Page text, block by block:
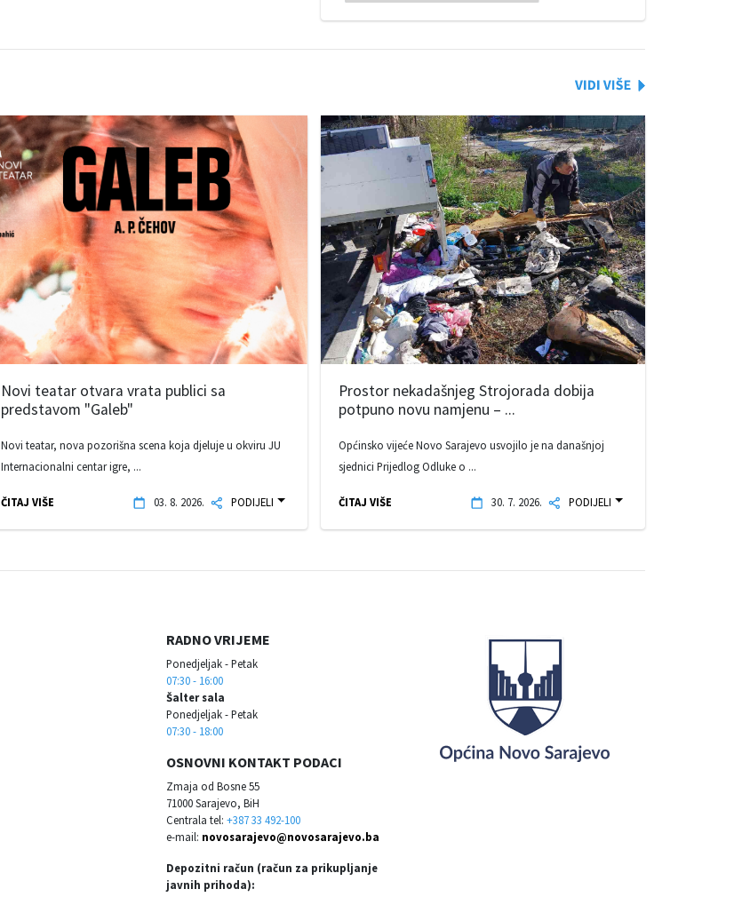
Novi teatar otvara vrata publici sa
predstavom "Galeb"
Novi teatar, nova pozorišna scena koja djeluje u okviru JU
Internacionalni centar igre, ...
ČITAJ VIŠE 03. 8. 2026. PODIJELI
Prostor nekadašnjeg Strojorada dobija
potpuno novu namjenu – ...
Općinsko vijeće Novo Sarajevo usvojilo je na današnjoj
sjednici Prijedlog Odluke o ...
ČITAJ VIŠE 30. 7. 2026. PODIJELI
RADNO VRIJEME
Ponedjeljak - Petak
07:30 - 16:00
Šalter sala
Ponedjeljak - Petak
07:30 - 18:00
OSNOVNI KONTAKT PODACI
Zmaja od Bosne 55
71000 Sarajevo, BiH
Centrala tel: +387 33 492-100
e-mail: novosarajevo@novosarajevo.ba
Depozitni račun (račun za prikupljanje
javnih prihoda):